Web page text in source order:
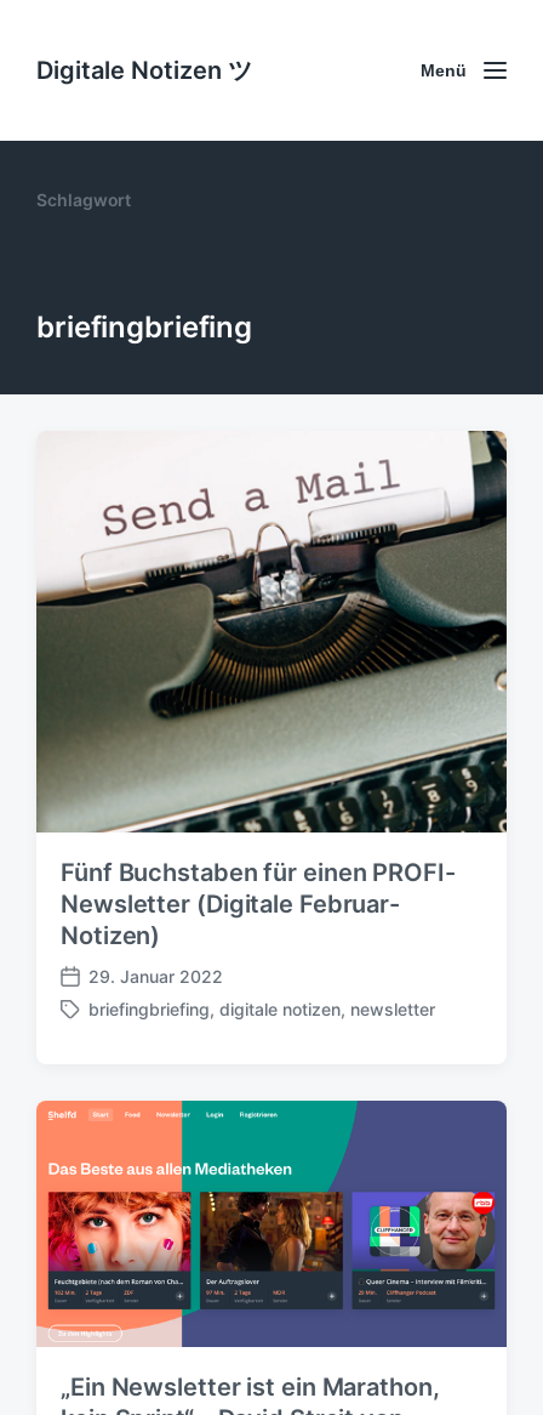
Digitale Notizen ツ Menü
Schlagwort
briefingbriefing
Fünf Buchstaben für einen PROFI-
Newsletter (Digitale Februar-
Notizen)
V
e
f
n
t
l
i
c
h
u
n
s
29. Januar 2022
S
l
a
w
ö
r
t
e
r
briefingbriefing, digitale notizen, newsletter
„Ein Newsletter ist ein Marathon,